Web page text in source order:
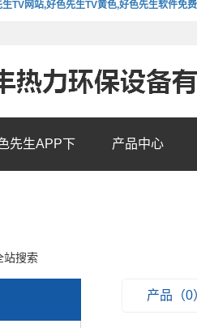
TV网站,好色先生TV黄色,好色先生软件免费
先生APP下 产品中心
站搜索
产品（0